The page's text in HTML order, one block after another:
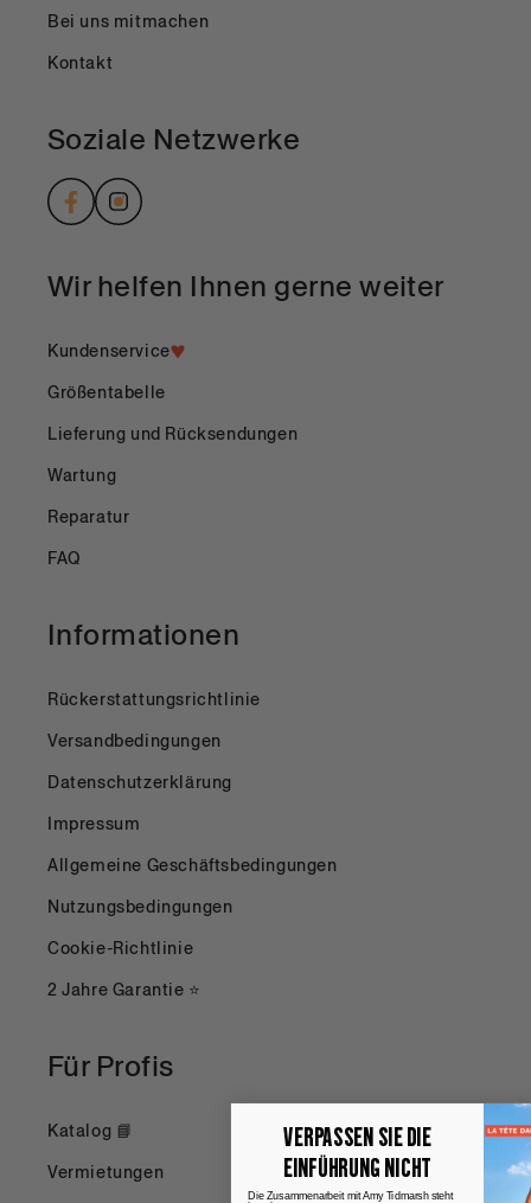
Bei uns mitmachen
Kontakt
Soziale Netzwerke
FacebookInstagram
Wir helfen Ihnen gerne weiter
Kundenservice
Größentabelle
Lieferung und Rücksendungen
Wartung
Reparatur
FAQ
Informationen
Rückerstattungsrichtlinie
Versandbedingungen
Datenschutzerklärung
Impressum
Allgemeine Geschäftsbedingungen
Nutzungsbedingungen
Cookie-Richtlinie
2 Jahre Garantie ⭐
Für Profis
Katalog 📘
Vermietungen
VERPASSEN SIE DIE
EINFÜHRUNG NICHT
Die Zusammenarbeit mit Amy Tidmarsh steht